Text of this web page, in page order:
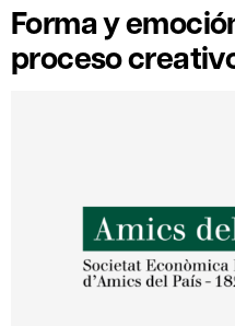
Forma y
proceso